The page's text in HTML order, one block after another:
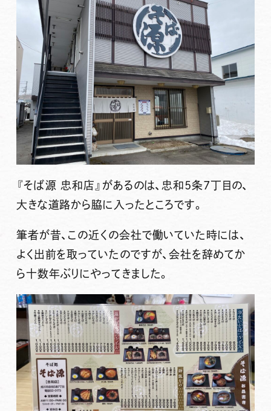
『そば源 忠和店』 があるのは、忠和5条7丁目の、
大きな道路から脇に入ったところです。
筆者が昔、この近くの会社で働いていた時には、
よく出前を取っていたのですが、会社を辞めてか
ら十数年ぶりにやってきました。